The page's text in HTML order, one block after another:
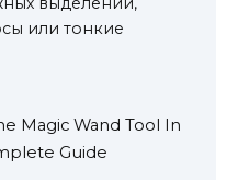
или тонкие
Magic Wand Tool In
Guide